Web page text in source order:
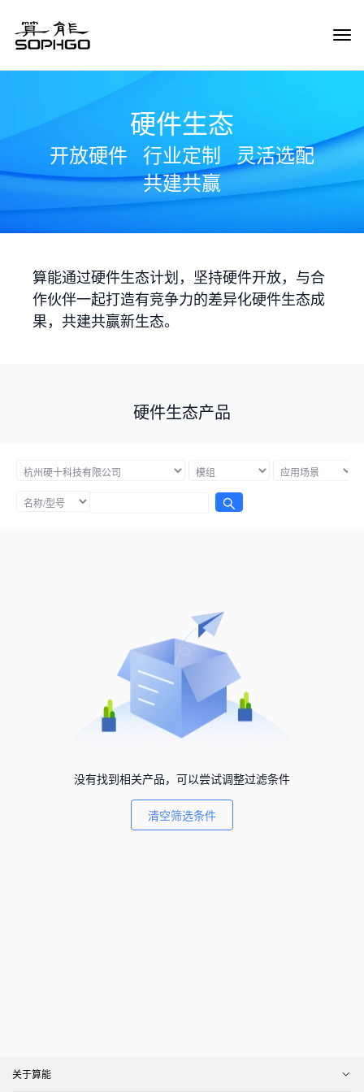
硬件生态
开放硬件 行业定制
灵活选配
共建共赢
算能通过硬件生态计划，坚持硬件开放，与合
作伙伴一起打造有竞争力的差异化硬件生态成
果，共建共赢新生态。
硬件生态产品
没有找到相关产品，可以尝试调整过滤条件
清空筛选条件
关于算能